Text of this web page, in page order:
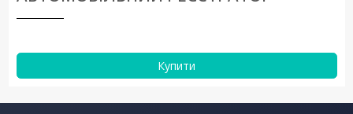
Купити